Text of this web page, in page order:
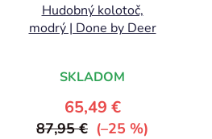
Hudobný kolotoč,
modrý | Done by Deer
SKLADOM
65,49 €
87,95 € (–25 %)